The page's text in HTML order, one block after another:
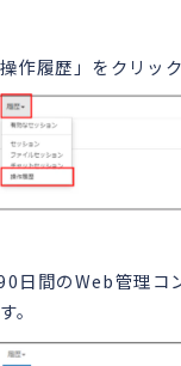
作履歴」をクリック
日間のWeb管理コ
。